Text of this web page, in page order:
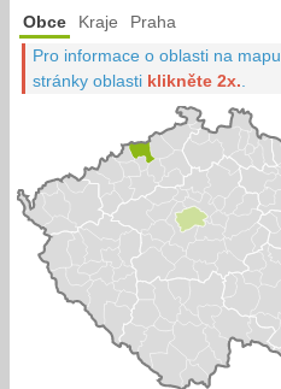
Obce Kraje Praha
Pro informace o oblasti na mapu
stránky oblasti klikněte 2x.